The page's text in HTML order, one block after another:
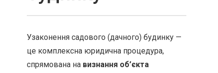
Узаконення садового (дачного) будинку —
це комплексна юридична процедура,
спрямована на визнання об’єкта